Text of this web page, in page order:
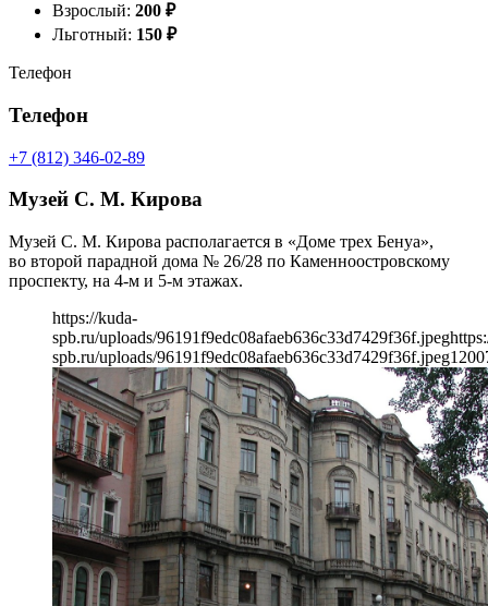
Взрослый: 200 ₽
Льготный: 150 ₽
Телефон
Телефон
+7 (812) 346-02-89
Музей С. М. Кирова
Музей С. М. Кирова располагается в «Доме трех Бенуа»,
во второй парадной дома № 26/28 по Каменноостровскому
проспекту, на 4-м и 5-м этажах.
https://kuda-
spb.ru/uploads/96191f9edc08afaeb636c33d7429f36f.jpeg
spb.ru/uploads/96191f9edc08afaeb636c33d7429f36f.jpeg1200